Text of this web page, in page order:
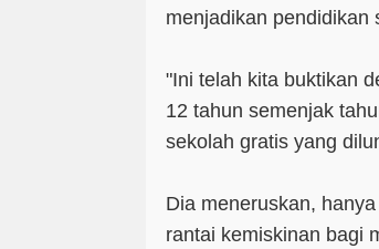
menjadikan pendidikan
"Ini telah kita buktikan
12 tahun semenjak
sekolah gratis yang
Dia meneruskan,
rantai kemiskinan bagi